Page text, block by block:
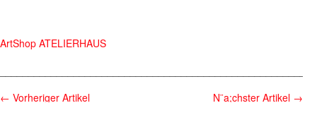
ArtShop ATELIERHAUS
← Vorheriger Artikel N¨a;chster Artikel →